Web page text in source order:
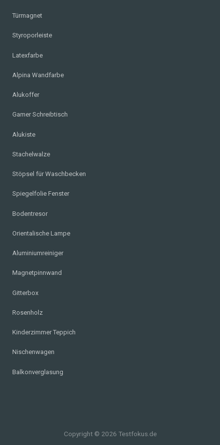
Türmagnet
Styroporleiste
Latexfarbe
Alpina Wandfarbe
Alukoffer
Gamer Schreibtisch
Alukiste
Stachelwalze
Stöpsel für Waschbecken
Spiegelfolie Fenster
Bodentresor
Orientalische Lampe
Aluminiumreiniger
Magnetpinnwand
Gitterbox
Rosenholz
Kinderzimmer Teppich
Nischenwagen
Balkonverglasung
Copyright © 2026 Testfokus.de